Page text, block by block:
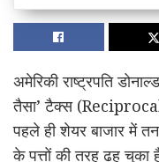
अमेरिकी राष्ट्रपति
तैसा’ टैक्स
पहले ही शेयर बाजार में
के पत्तों की तरह ढह चुका